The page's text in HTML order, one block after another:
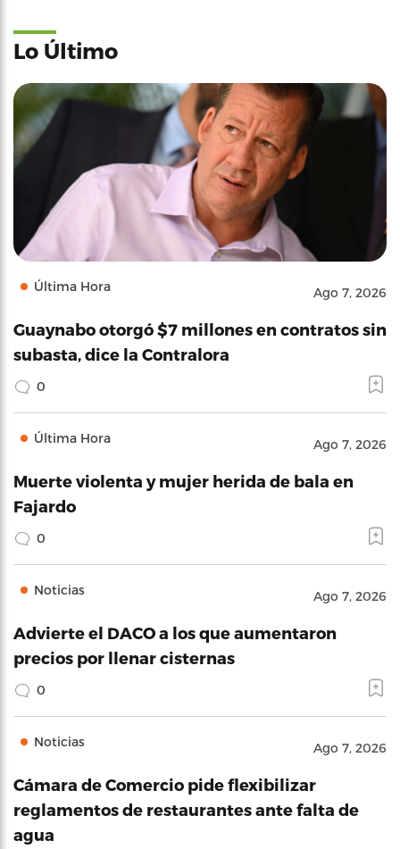
Lo Último
Última Hora Ago 7, 2026
Guaynabo otorgó $7 millones en contratos sin
subasta, dice la Contralora
0
Última Hora Ago 7, 2026
Muerte violenta y mujer herida de bala en
Fajardo
0
Noticias Ago 7, 2026
Advierte el DACO a los que aumentaron
precios por llenar cisternas
0
Noticias Ago 7, 2026
Cámara de Comercio pide flexibilizar
reglamentos de restaurantes ante falta de
agua